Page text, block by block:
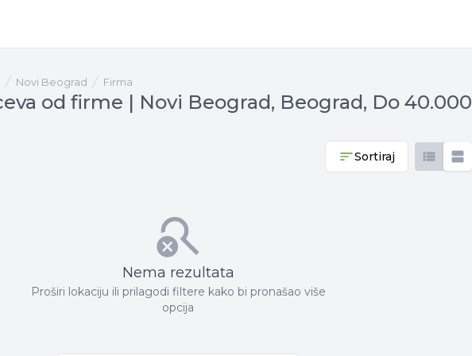
Novi Beograd firma
od firme | Novi Beograd, Beograd, Do 40.000
Sortiraj
Nema rezultata
Proširi lokaciju ili prilagodi filtere kako bi pronašao više
opcija